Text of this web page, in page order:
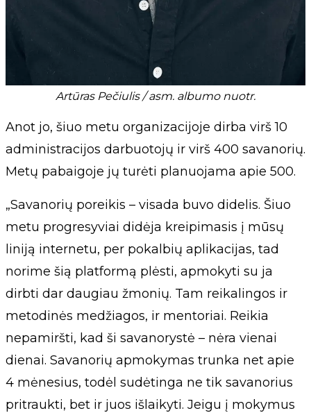
Artūras Pečiulis / asm. albumo nuotr.
Anot jo, šiuo metu organizacijoje dirba virš 10
administracijos darbuotojų ir virš 400 savanorių.
Metų pabaigoje jų turėti planuojama apie 500.
„Savanorių poreikis – visada buvo didelis. Šiuo
metu progresyviai didėja kreipimasis į mūsų
liniją internetu, per pokalbių aplikacijas, tad
norime šią platformą plėsti, apmokyti su ja
dirbti dar daugiau žmonių. Tam reikalingos ir
metodinės medžiagos, ir mentoriai. Reikia
nepamiršti, kad ši savanorystė – nėra vienai
dienai. Savanorių apmokymas trunka net apie
4 mėnesius, todėl sudėtinga ne tik savanorius
pritraukti, bet ir juos išlaikyti. Jeigu į mokymus